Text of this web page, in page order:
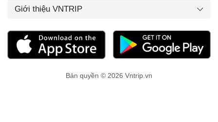
Giới thiệu VNTRIP
Bản quyền © 2026 Vntrip.vn